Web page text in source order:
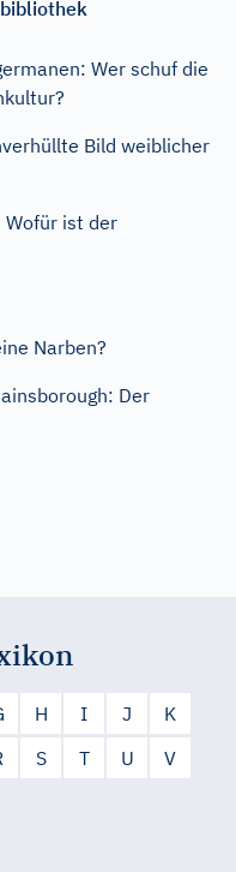
Wer schuf die
Bild weiblicher
ist der
Narben?
Der
H I J
K
S T U
V